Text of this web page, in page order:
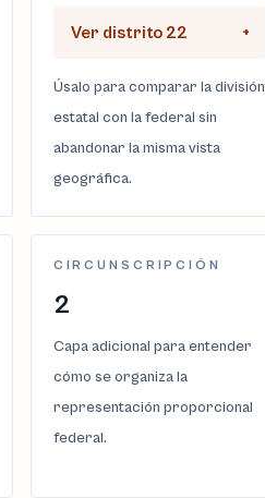
Ver distrito 22 +
Úsalo para comparar la división
estatal con la federal sin
abandonar la misma vista
geográfica.
CIRCUNSCRIPCIÓN
2
Capa adicional para entender
cómo se organiza la
representación proporcional
federal.